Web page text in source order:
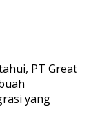
PT Great
yang